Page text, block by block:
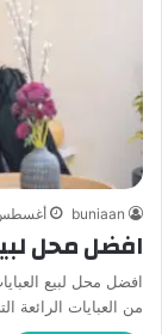
buniaan أغسطس 30,
افضل محل
افضل محل لبيع
من العبايات الرائعة